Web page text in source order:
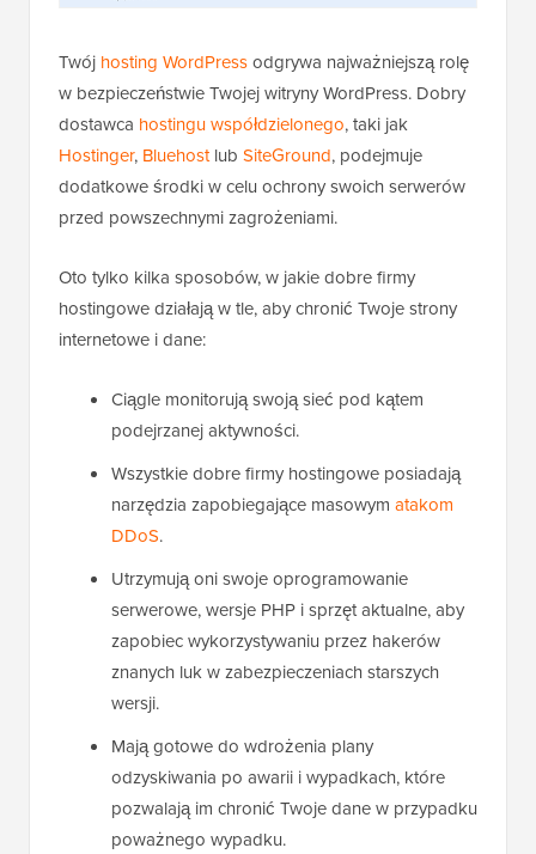
Twój hosting WordPressodgrywa najważniejszą rolę
w bezpieczeństwie Twojej witryny WordPress. Dobry
dostawca hostingu współdzielonego, taki jak
Hostinger, Bluehostlub SiteGround, podejmuje
dodatkowe środki w celu ochrony swoich serwerów
przed powszechnymi zagrożeniami.
Oto tylko kilka sposobów, w jakie dobre firmy
hostingowe działają w tle, aby chronić Twoje strony
internetowe i dane:
Ciągle monitorują swoją sieć pod kątem
podejrzanej aktywności.
Wszystkie dobre firmy hostingowe posiadają
narzędzia zapobiegające masowym atakom
DDoS.
Utrzymują oni swoje oprogramowanie
serwerowe, wersje PHP i sprzęt aktualne, aby
zapobiec wykorzystywaniu przez hakerów
znanych luk w zabezpieczeniach starszych
wersji.
Mają gotowe do wdrożenia plany
odzyskiwania po awarii i wypadkach, które
pozwalają im chronić Twoje dane w przypadku
poważnego wypadku.